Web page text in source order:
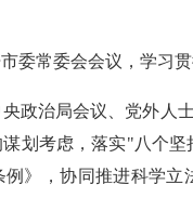
委常委会会议，学习
政治局会议、党外人
划考虑，落实"八个
》，协同推进科学